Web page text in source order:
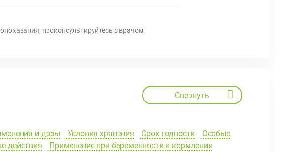
проконсультируйтесь с врачом
Свернуть
и дозы Условия хранения Срок годности
Особые
действия
Применение при беременности и кормлении